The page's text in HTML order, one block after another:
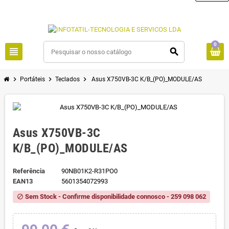
view_headline search
0
chevron_right Portáteis chevron_right Teclados chevron_right Asus X750VB-3C K/B_(PO)_MODULE/AS
Asus X750VB-3C
K/B_(PO)_MODULE/AS
Referência
90NB01K2-R31PO0
EAN13
5601354072993
block Sem Stock - Confirme disponibilidade connosco - 259 098 062